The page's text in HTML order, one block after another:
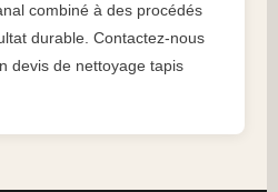
combiné à des procédés
durable. Contactez-nous
devis de nettoyage tapis